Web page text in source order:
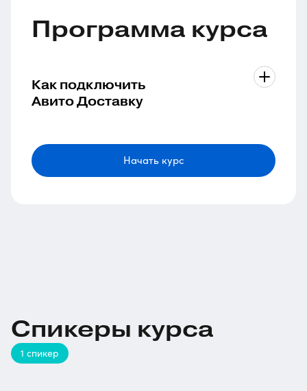
Программа курса
Как подключить
Авито Доставку
Начать курс
Спикеры курса
1 спикер